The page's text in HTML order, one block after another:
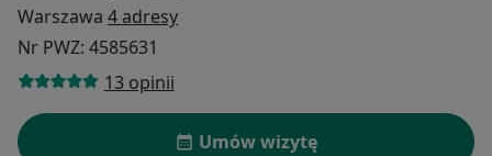
Warszawa 4 adresy
Nr PWZ: 4585631
13 opinii
Umów wizytę